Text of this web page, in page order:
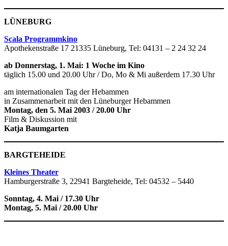
LÜNEBURG
Scala Programmkino
Apothekenstraße 17 21335 Lüneburg, Tel: 04131 – 2 24 32 24
ab Donnerstag, 1. Mai: 1 Woche im Kino
täglich 15.00 und 20.00 Uhr / Do, Mo & Mi außerdem 17.30 Uhr
am internationalen Tag der Hebammen
in Zusammenarbeit mit den Lüneburger Hebammen
Montag, den 5. Mai 2003 / 20.00 Uhr
Film & Diskussion mit
Katja Baumgarten
BARGTEHEIDE
Kleines Theater
Hamburgerstraße 3, 22941 Bargteheide, Tel: 04532 – 5440
Sonntag, 4. Mai / 17.30 Uhr
Montag, 5. Mai / 20.00 Uhr